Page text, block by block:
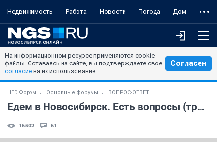
Недвижимость Работа Новости Погода Дом
На информационном ресурсе применяются cookie-
файлы. Оставаясь на сайте, вы подтверждаете свое
согласие на их использование.
Согласен
НГС.Форум Основные форумы ВОПРОС-ОТВЕТ
Едем в Новосибирск. Есть вопросы (транспорт, такси, гостиница и пр.)
16502 61